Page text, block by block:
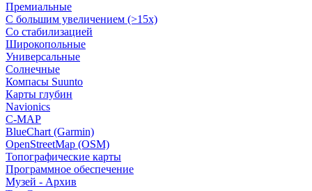
Премиальные
С большим увеличением (>15x)
Со стабилизацией
Широкопольные
Универсальные
Солнечные
Компасы Suunto
Карты глубин
Navionics
C-MAP
BlueChart (Garmin)
OpenStreetMap (OSM)
Топографические карты
Программное обеспечение
Музей - Архив